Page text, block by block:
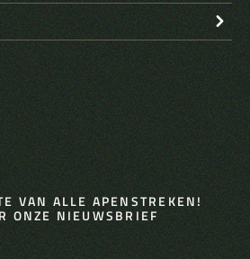
VAN ALLE APENSTREKEN!
ONZE NIEUWSBRIEF